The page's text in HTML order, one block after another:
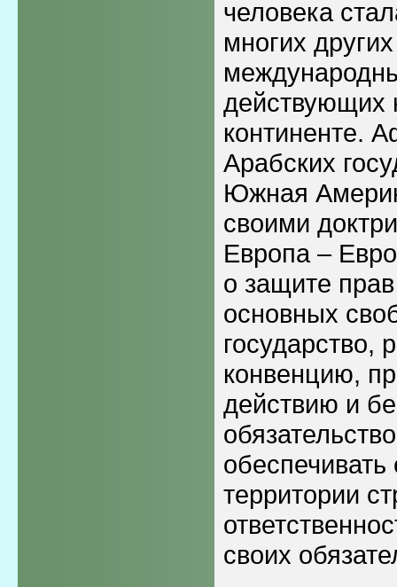
человека
многих
действующих
континенте.
Арабских
Южная
своими
Европа –
о защите
основных
государство,
конвенцию,
действию и
территории
своих